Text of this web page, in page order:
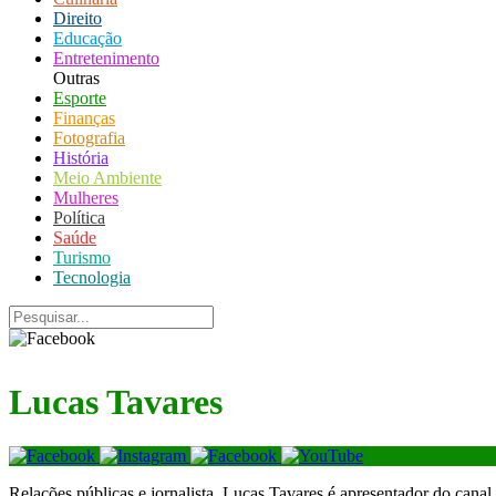
Direito
Educação
Entretenimento
Outras
Esporte
Finanças
Fotografia
História
Meio Ambiente
Mulheres
Política
Saúde
Turismo
Tecnologia
Lucas Tavares